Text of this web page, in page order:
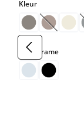
Kleurselect
(Deze
Kleur frameselect